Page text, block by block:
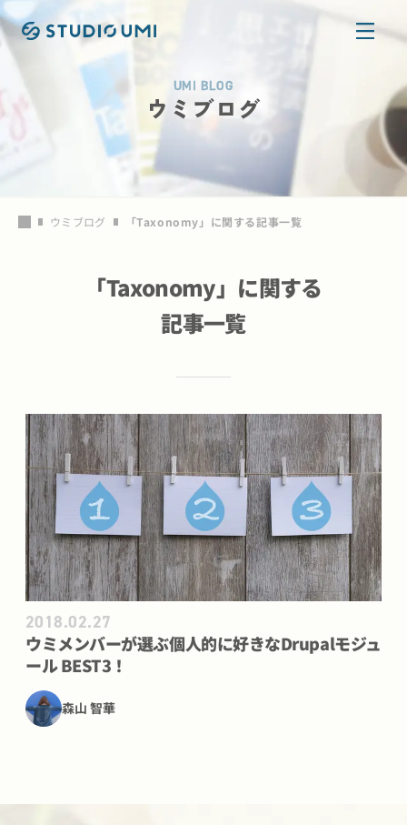
本文へ移動
UMI BLOG
ウミブログ
ウミブログ 「Taxonomy 」に関する記事一覧
「Taxonomy」に関する
記事一覧
ウミメンバーが選ぶ個人的に好きなDrupalモジュール
2018.02.27
ウミメンバーが選ぶ個人的に好きなDrupalモジュ
ール BEST3！
森山 智華